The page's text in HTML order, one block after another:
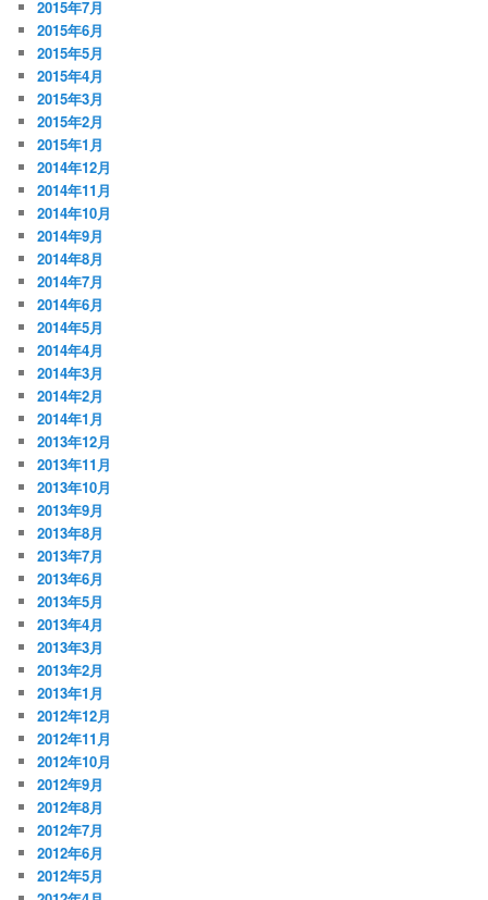
2015年7月
2015年6月
2015年5月
2015年4月
2015年3月
2015年2月
2015年1月
2014年12月
2014年11月
2014年10月
2014年9月
2014年8月
2014年7月
2014年6月
2014年5月
2014年4月
2014年3月
2014年2月
2014年1月
2013年12月
2013年11月
2013年10月
2013年9月
2013年8月
2013年7月
2013年6月
2013年5月
2013年4月
2013年3月
2013年2月
2013年1月
2012年12月
2012年11月
2012年10月
2012年9月
2012年8月
2012年7月
2012年6月
2012年5月